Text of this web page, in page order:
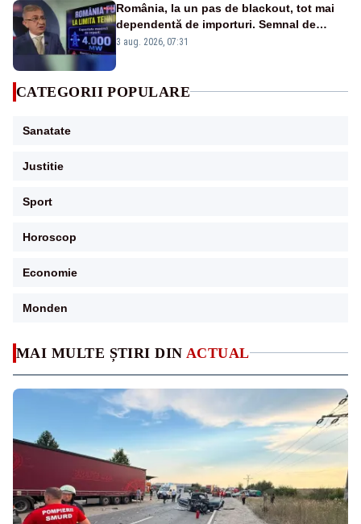
MAI MULTE ȘTIRI DIN ACTUAL
România, la un pas de blackout, tot mai
dependentă de importuri. Semnal de
alarmă tras de un expert în energie
3 aug. 2026, 07:31
CATEGORII POPULARE
Sanatate
Justitie
Sport
Horoscop
Economie
Monden